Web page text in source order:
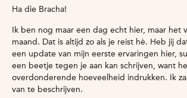
Ha die Bracha!
Ik ben nog maar een dag echt hier, maar het
maand. Dat is altijd zo als je reist hè. Heb jij
een update van mijn eerste ervaringen hier,
een beetje tegen je aan kan schrijven, want
overdonderende hoeveelheid indrukken. Ik
van te beschrijven.